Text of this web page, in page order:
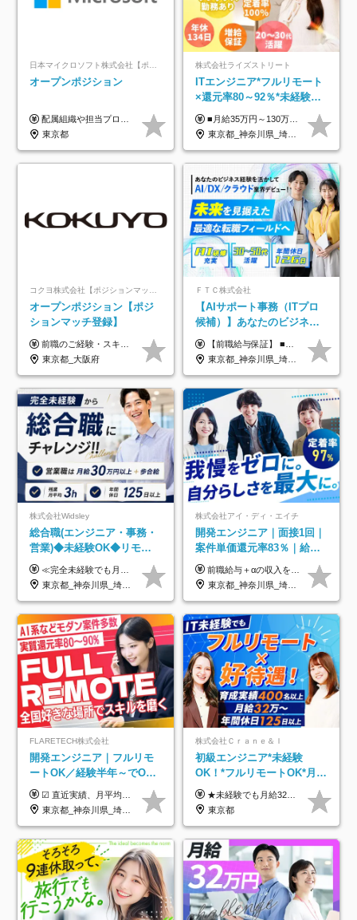
日本マイクロソフト株式会社【ポジションマッチ登録】
オープンポジション
配属組織や担当プロジェクトにより異なります。 ▼参考情報 ----------------------- 年俸650万～（1/12を月々支給） ※経験、能力を考慮の上、当社規定により優遇いたします。 ※時間外、休日出勤、深夜手当に対する賃金も基本年俸に含みます。
東京都
株式会社ライズストリート
ITエンジニア*フルリモート
×還元率80～92％*未経験歓
迎*年休134日*月給35万～*
定着率100%
■月給35万円～130万円＋賞与年2回＋各種手当 ※システムエンジニアの経験をお持ちの方は月給41万円以上＋賞与年2回（108万円～）＋手当 ■単価（年収）アップのチャンスは最大年12回 ※残業代は1分単位で100％全額支給。サービス残業などは一切ありません ※試用期間6ヵ月（試用期間中の待遇・給与に差はありません）
東京都_神奈川県_埼玉県_千葉県_大阪府_愛知県_北海道_青森県_岩手県_宮城県_秋田県_山形県_福島県_茨城県_栃木県_群馬県_新潟県_山梨県_長野県_富山県_石川県_福井県_静岡県_岐阜県_三重県_兵庫県_京都府_滋賀県_奈良県_和歌山県_広島県_岡山県_鳥取県_島根県_山口県_徳島県_香川県_愛媛県_高知県_福岡県_熊本県_佐賀県_長崎県_大分県_宮崎県_鹿児島県_沖縄県
コクヨ株式会社【ポジションマッチ登録】
オープンポジション【ポジ
ションマッチ登録】
前職のご経験・スキル等を考慮して決定します。
東京都_大阪府
ＦＴＣ株式会社
【AIサポート事務（ITプロ
候補）】あなたのビジネス
経験をAI業界で活かす◆IT
未経験OK◆目指せるコンサ
ル
【前職給与保証】 ■未経験者： 月給30万円～35万円 ■ローキャリア（経験目安1年程度）： 月給35万円～40万円 ■経験者（経験目安3年以上）： 月給40万円～60万円 ■即戦力（経験目安5年以上）： 月給45万円～80万円 ※上記金額には固定残業代30時間分 【未経験者5万5000円～7万3000円、 ローキャリア6万4000円～7万3000円、 経験者5万8000円～10万9000円、 即戦力8万2000円～14万5000円】を含みます。 ※30時間を超える場合は追加で全額支給します。 ※経験・能力・前職給与などを総合的に評価したうえでご納得いただけるよう個別決定。 未経験者の場合、前職給与とポテンシャルを査定のうえ決定いたします。 ※日本国内でのIT業界経験、または同等の実務経験と能力に応じて決定します。 ※前職給与は日本円かつ、日本国内での実績に基づき評価します。 【納得の評価システム】 ★クォーター毎に査定する評価制度導入！ 明確な評価基準で翌年度年収を上げましょう！ ★評価対象期間に在籍中のほとんどの社員が昇給し 年収アップを実現しています！ ★様々なインセンティブ制度を用意し多角的に正当評価しています！ ※試用期間6カ月（期間中の待遇等に差異なし）
東京都_神奈川県_埼玉県_千葉県
株式会社Widsley
総合職(エンジニア・事務・
営業)◆未経験OK◆リモー
トあり◆残業月3h◆服装髪
型自由
≪完全未経験でも月給40万円以上も可能です！≫ -------------- 【1】ITエンジニア 月給26万円～50万円＋プロジェクト手当＋資格手当 【2】IT事務、営業事務 月給26万円～50万円＋プロジェクト手当＋資格手当 ≪【1】【2】共通≫ ★上記給与には固定残業代20時間分(月3万719円～)を含みます。残業が超過した場合は、追加支給します(残業は月平均3時間とほぼ発生しません。残業がなくても、固定残業代は支給されます) ★試用期間6ヵ月あり（期間中は月給23万1000円～。固定残業代20時間分3万719円～を含む／超過分は別途支給） -------------- 【3】SES営業、SaaS営業 月給30万円以上＋インセンティブ＋各種手当 ★上記給与には固定残業代45時間分(月7万6967円～)を含みます。残業が超過した場合は、追加支給します(残業は月平均3時間とほぼ発生しません。残業がなくても、固定残業代は支給されます) ★試用期間6ヵ月あり(期間中も給与や福利厚生は同じです)
東京都_神奈川県_埼玉県_千葉県_大阪府_愛知県_北海道_青森県_岩手県_宮城県_秋田県_山形県_福島県_茨城県_栃木県_群馬県_新潟県_山梨県_長野県_富山県_石川県_福井県_静岡県_岐阜県_三重県_兵庫県_京都府_滋賀県_奈良県_和歌山県_広島県_岡山県_鳥取県_島根県_山口県_徳島県_香川県_愛媛県_高知県_福岡県_熊本県_佐賀県_長崎県_大分県_宮崎県_鹿児島県_沖縄県
株式会社アイ・ディ・エイチ
開発エンジニア｜面接1回｜
案件単価還元率83％｜給与
UP保証｜年休140日｜在宅
利用率9割｜独立支援・副業
制度
前職給与＋αの収入を保証 月給42万円～120万円＋各種手当＋賞与 給与基準が明確かつ高還元です。 一人ひとりが安定した環境のもと、長く活躍できる職場を目指しています。 ※平均年収650万円 ・還元率83％ ・各種手当について 職能手当／職務手当／資格手当／営業手当 など ※前職での経験・能力、給与などを考慮の上、当社規定により優遇いたします ※試用期間あり（3ヶ月／期間中の条件に変動はありません） ※上記金額には固定残業代（78,948円～225,564円/月30時間分）を含みます 超過分は別途全額支給いたします ・年収UPを保証 過去には転職時に〈年収200万円UP〉したエンジニアも在籍しています。入社時だけでなく、入社後も安心の給与水準で働ける環境です。キャリアや技術力が正当に評価されていないと感じていたら、一度面接でお話ししましょう！ 当社では管理職の人数は最低限にし、無駄な管理をしません。その費用削減分を社員の給与に還元しています！
東京都_神奈川県_埼玉県_千葉県_大阪府_愛知県_北海道_青森県_岩手県_宮城県_秋田県_山形県_福島県_茨城県_栃木県_群馬県_新潟県_山梨県_長野県_富山県_石川県_福井県_静岡県_岐阜県_三重県_兵庫県_京都府_滋賀県_奈良県_和歌山県_広島県_岡山県_鳥取県_島根県_山口県_徳島県_香川県_愛媛県_高知県_福岡県_熊本県_佐賀県_長崎県_大分県_宮崎県_鹿児島県_沖縄県
FLARETECH株式会社
開発エンジニア｜フルリモ
ートOK／経験半年～でOK
／実質還元率80～90%／前
給保証／AI系など最先端案
件多数
☑︎ 直近実績、月平均17,000円の昇給 ☑︎ 前職給与100%保証 ☑︎ 実質還元率80～90% ☑︎ 待機時も給与は満額支給 月給35万円～70万円＋交通費など各種手当 ※想定年収：4,200,000円～10,560,000円 ※経験・能力等を考慮の上で決定します。 ※上記金額には、みなし残業手当（50時間分・104,000円～212,000円）を含みます。超過分は別途追加支給します。 ┗残業時間は月平均10時間、多い時でも20時間程度と安定しております ★単価連動型の給与体系ではないため、万が一待機になってもその間の給与は満額支給しています。 ＜1年間の昇給事例をご紹介！＞ ・20代/フロントエンドエンジニア：月給274,000円→月給362,000円（＋88,000円/月） ・20代/iOSエンジニア：月給237,000円→月給287,000円（＋50,000円/月） ・20代/Androidエンジニア：月給316,000円→月給374,000円（＋58,000円/月） ・30代/Javaエンジニア（上流）：月給340,000円→月給418,000円（＋78,000円/月） ・30代/PMO：月給340,000円→月給418,000円（＋78,000円/月）
東京都_神奈川県_埼玉県_千葉県_大阪府_愛知県_北海道_青森県_岩手県_宮城県_秋田県_山形県_福島県_茨城県_栃木県_群馬県_新潟県_山梨県_長野県_富山県_石川県_福井県_静岡県_岐阜県_三重県_兵庫県_京都府_滋賀県_奈良県_和歌山県_広島県_岡山県_鳥取県_島根県_山口県_徳島県_香川県_愛媛県_高知県_福岡県_熊本県_佐賀県_長崎県_大分県_宮崎県_鹿児島県_沖縄県
株式会社Ｃｒａｎｅ＆Ｉ
初級エンジニア*未経験
OK！*フルリモートOK*月給
32万～*残業月9.8h*1ヶ月の
研修*資格取得率100％
★未経験でも月給32万円スタート★ 月収32万円～35万円＋各種手当（資格手当だけで毎月15万の上乗せ実績あり！） ★資格手当豊富！1資格につき最大3万円支給 ★功績手当の導入で、毎月のお給与に上乗せで最大10万円支給している社員も！ ★1回の昇級で年収数十万UPも可 ★ゆくゆくは年収1000万以上も目指せる 年俸384万円～1,162万8,000円（12分割） ※経験・スキルを考慮の上決定します ※上記金額には固定残業代（月30h分・60,800円～66,500円）を含みます ※超過分は別途全額支給します ※試用期間2ヶ月間あり（その他待遇に差異はありません）
東京都